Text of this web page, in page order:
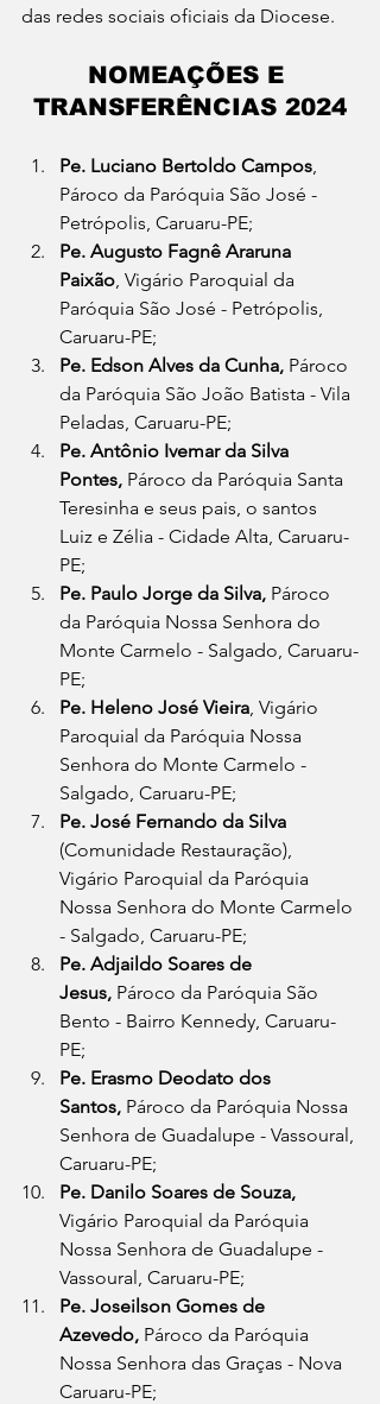
das redes sociais oficiais da Diocese.
NOMEAÇÕES E
TRANSFERÊNCIAS 2024
Pe. Luciano Bertoldo Campos
Pároco da Paróquia São José -
Petrópolis, Caruaru-PE;
Pe. Augusto Fagnê Araruna
Paixão , Vigário Paroquial da
Paróquia São José - Petrópolis,
Caruaru-PE;
Pe. Edson Alves da Cunha, Pároco
da Paróquia São João Batista - Vila
Peladas, Caruaru-PE;
Pe. Antônio Ivemar da Silva
Pontes, Pároco da Paróquia Santa
Teresinha e seus pais, o santos
Luiz e Zélia - Cidade Alta, Caruaru-
PE;
Pe. Paulo Jorge da Silva, Pároco
da Paróquia Nossa Senhora do
Monte Carmelo - Salgado, Caruaru-
PE;
Pe. Heleno José Vieira , Vigário
Paroquial da Paróquia Nossa
Senhora do Monte Carmelo -
Salgado, Caruaru-PE;
Pe. José Fernando da Silva
(Comunidade Restauração),
Vigário Paroquial da Paróquia
Nossa Senhora do Monte Carmelo
- Salgado, Caruaru-PE;
Pe. Adjaildo Soares de
Jesus, Pároco da Paróquia São
Bento - Bairro Kennedy, Caruaru-
PE;
Pe. Erasmo Deodato dos
Santos, Pároco da Paróquia Nossa
Senhora de Guadalupe - Vassoural,
Caruaru-PE;
Pe. Danilo Soares de Souza,
Vigário Paroquial da Paróquia
Nossa Senhora de Guadalupe -
Vassoural, Caruaru-PE;
Pe. Joseilson Gomes de
Azevedo, Pároco da Paróquia
Nossa Senhora das Graças - Nova
Caruaru-PE;